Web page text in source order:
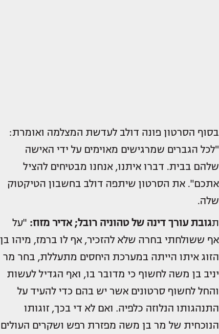
בסוף הסרטון פונה דולב לעדשת המצלמה ואומרת:
"לכל הגברים שמרגישים מאוימים על ידי האישה
שלהם בבית. דברו איתנו, אנחנו מבטיחים להציל
אתכם". את הסרטון שיתפה דולב בחשבון הטיקטוק
שלה.
תגובת עורך דינה של טהוניה רובל; אדיר מזוז: "על
אף ששולחתי בחרה שלא להזכיר, אף לו ברמז, מיהו בן
הזוג איתו הייתה במערכת היחסים מתעללת, בחר מר
יניב בן משה לחשוף כי מדובר בו, ואף הגדיל לעשות
והחל לחשוף סרטונים אשר יש בהם כדי להעיד על
התנהגותו הנלוזה כלפיה. ואם לא די בכך, זוגותו
הנוכחית של מר בן משה מפזרת רפש ושקרים העולים